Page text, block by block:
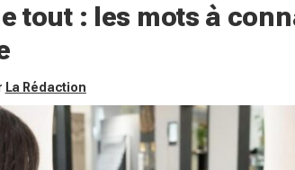
tout : les mots à
La Rédaction